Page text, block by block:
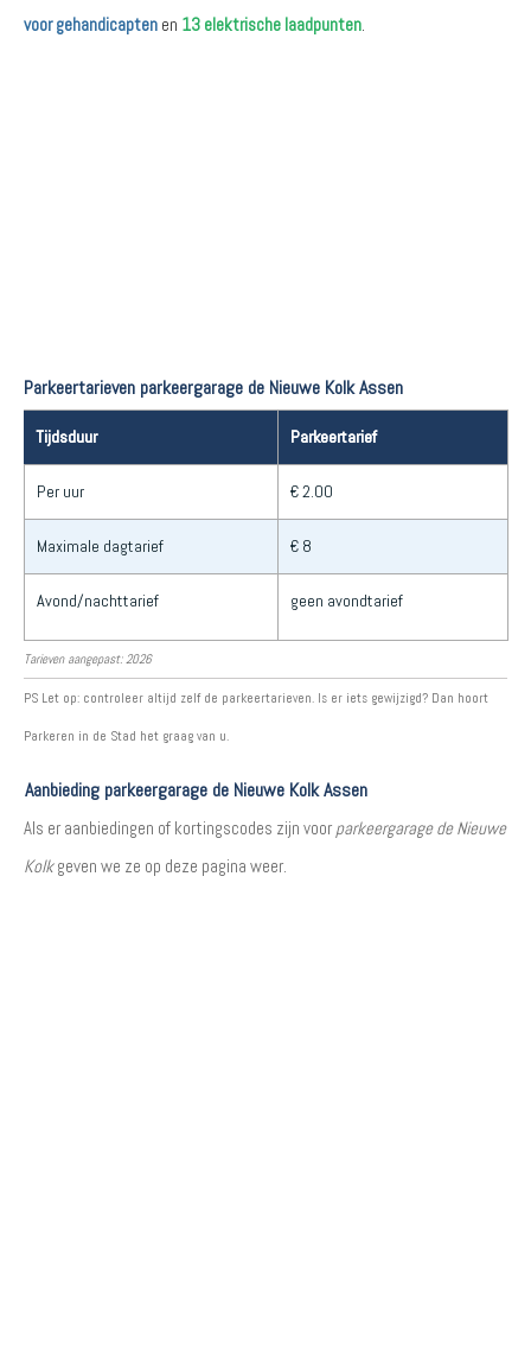
voor gehandicapten en 13 elektrische laadpunten
Parkeertarieven parkeergarage de Nieuwe Kolk Assen
Tijdsduur Parkeertarief
Per uur € 2.00
Maximale dagtarief € 8
Avond/nachttarief geen avondtarief
Tarieven aangepast: 2026
PS Let op: controleer altijd zelf de parkeertarieven. Is er iets gewijzigd? Dan hoort
Parkeren in de Stad het graag van u.
Aanbieding parkeergarage de Nieuwe Kolk Assen
Als er aanbiedingen of kortingscodes zijn voor parkeergarage de Nieuwe
Kolkgeven we ze op deze pagina weer.